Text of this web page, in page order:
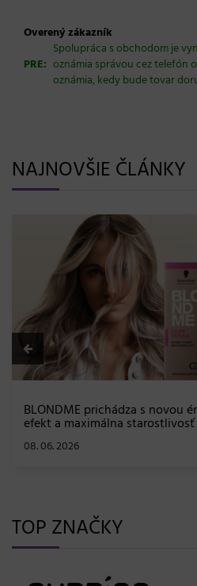
Overený zákazník
PRE:
Spolupráca s obchodom je
oznámia správou cez telefón
oznámia, kedy bude tovar
NAJNOVŠIE ČLÁNKY
BLONDME prichádza s novou
efekt a maximálna
08. 06. 2026
TOP ZNAČKY